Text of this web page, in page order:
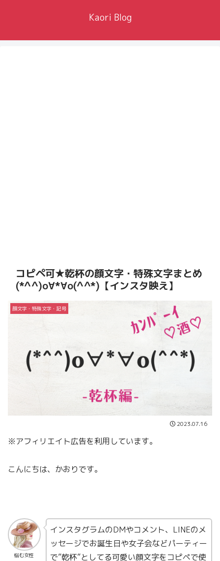
Kaori Blog
コピペ可★乾杯の顔文字・特殊文字まとめ
(*^^)o∀*∀o(^^*)【インスタ映え】
顔文字・特殊文字・記号
2023.07.16
※アフィリエイト広告を利用しています。
こんにちは、かおりです。
悩む女性
インスタグラムのDMやコメント、LINEのメ
ッセージでお誕生日や女子会などパーティー
で”乾杯”としてる可愛い顔文字をコピペで使